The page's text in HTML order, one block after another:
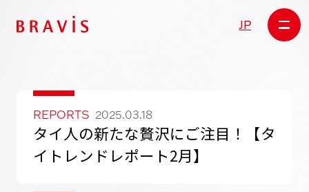
REPORTS 2025.03.18
タイ人の新たな贅沢にご注目！【タ
イトレンドレポート2月】
JP